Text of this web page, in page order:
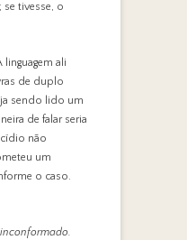
tivesse, o
linguagem ali
de duplo
sendo lido um
de falar seria
não
um
o caso.